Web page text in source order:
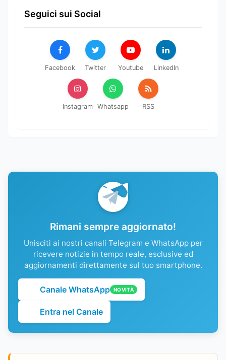
Seguici sui Social
Facebook Twitter Youtube LinkedIn
Instagram Whatsapp RSS
Rimani sempre aggiornato!
Unisciti ai nostri canali Telegram e WhatsApp per
ricevere notizie in tempo reale, esclusive ed
aggiornamenti direttamente sul tuo smartphone.
Canale WhatsApp NOVITÀ
Entra nel Canale